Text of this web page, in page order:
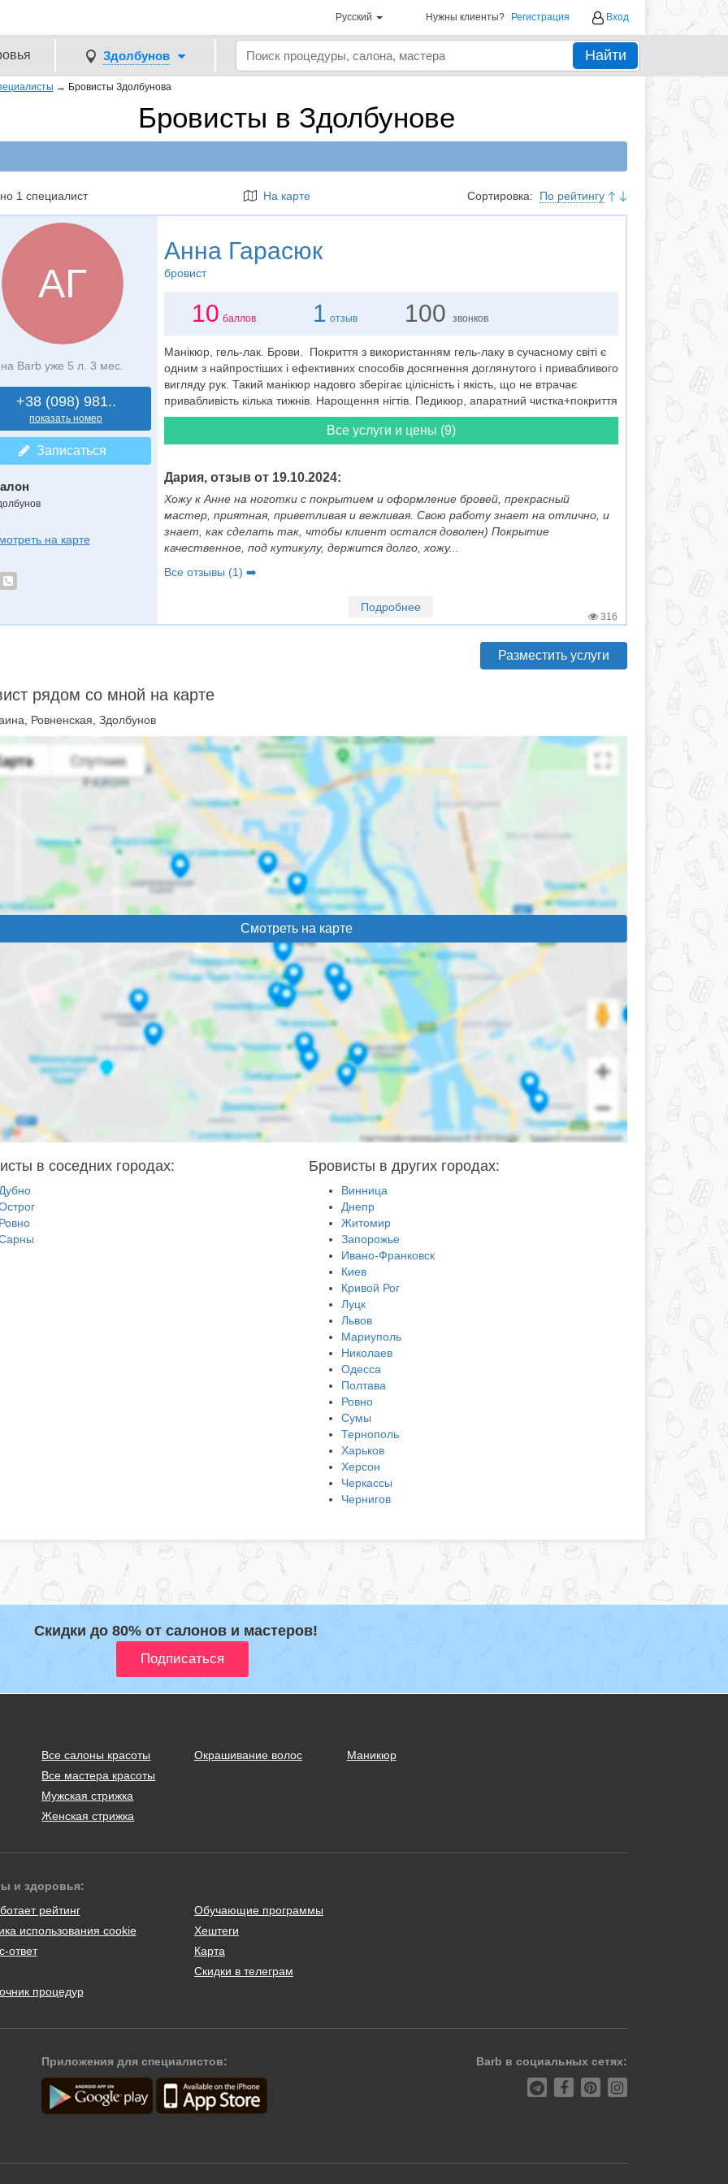
Русский Нужны клиенты? Регистрация Вход
Здолбунов Найти
→ Бровисты Здолбунова
Бровисты в Здолбунове
1 специалист На карте Сортировка: По рейтингу
АГ
на Barb уже 5 л. 3 мес.
+38 (098) 981..
показать номер
Записаться
на карте
Анна Гарасюк
бровист
10 баллов 1 отзыв 100 звонков
Манікюр, гель-лак. Брови. Покриття з використанням гель-лаку в сучасному світі є
одним з найпростіших і ефективних способів досягнення доглянутого і привабливого
вигляду рук. Такий манікюр надовго зберігає цілісність і якість, що не втрачає
привабливість кілька тижнів. Нарощення нігтів. Педикюр, апаратний чистка+покриття
Все услуги и цены (9)
Дария, отзыв от 19.10.2024:
Хожу к Анне на ноготки с покрытием и оформление бровей, прекрасный
мастер, приятная, приветливая и вежливая. Свою работу знает на отлично, и
знает, как сделать так, чтобы клиент остался доволен) Покрытие
качественное, под кутикулу, держится долго, хожу...
Все отзывы (1) ➡️
Подробнее
316
Разместить услуги
рядом со мной на карте
Ровненская, Здолбунов
Смотреть на карте
в соседних городах: Бровисты в других городах:
Винница
Днепр
Житомир
Запорожье
Ивано-Франковск
Киев
Кривой Рог
Луцк
Львов
Мариуполь
Николаев
Одесса
Полтава
Ровно
Сумы
Тернополь
Харьков
Херсон
Черкассы
Чернигов
Скидки до 80% от салонов и мастеров!
Все салоны красоты
Все мастера красоты
Мужская стрижка
Женская стрижка
Окрашивание волос Маникюр
и здоровья:
рейтинг
использования cookie
ответ
процедур
Обучающие программы
Хештеги
Карта
Скидки в телеграм
Приложения для специалистов: Barb в социальных сетях: